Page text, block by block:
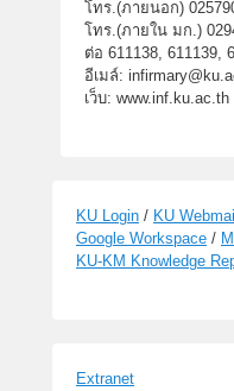
โทร.(ภายนอก)
โทร.(ภายใน มก.)
ต่อ 611138, 611139,
อีเมล์:
เว็บ: www.inf.ku.ac.th
KU Login / KU Webmail
Google Workspace /
KU-KM Knowledge
Extranet